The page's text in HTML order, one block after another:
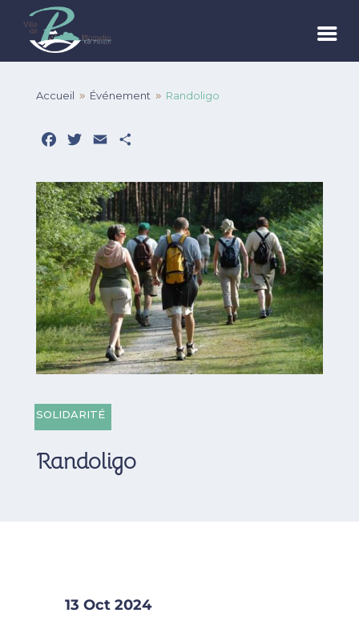
Accueil 9 Événement 9 Randoligo
Facebook
Twitter
Email
SOLIDARITÉ
Randoligo
13 Oct 2024